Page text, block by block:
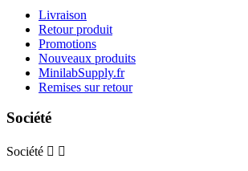
Livraison
Retour produit
Promotions
Nouveaux produits
MinilabSupply.fr
Remises sur retour
Société
Société  